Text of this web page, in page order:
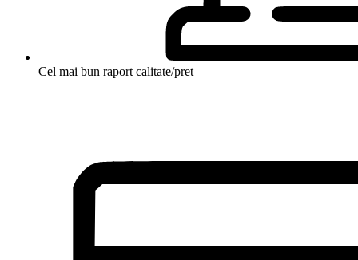
Cel mai bun raport calitate/pret